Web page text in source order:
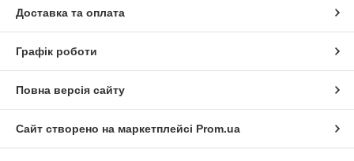
Доставка та оплата
Графік роботи
Повна версія сайту
Сайт створено на маркетплейсі Prom.ua